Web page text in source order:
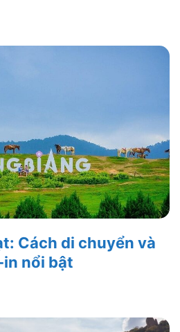
Cách di chuyển và
nổi bật